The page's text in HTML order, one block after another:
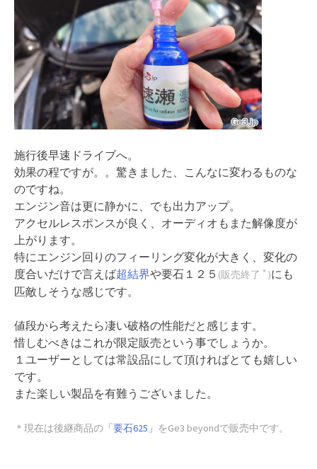
施行後早速ドライブへ。
効果の程ですが。。驚きました、こんなに変わるものな
のですね。
エンジン音は更に静かに、でも出力アップ。
アクセルレスポンスが良く、オーディオもまた解像度が
上がります。
特にエンジン回りのフィーリング変化が大きく、変化の
度合いだけで言えば超結界や要石１２５ (販売終了 ＊ )にも
匹敵しそうな感じです。
値段から考えたら凄い破格の性能だと感じます。
惜しむべきはこれが限定販売という事でしょうか。
１ユーザーとしては常設品にして頂ければとても嬉しい
です。
また楽しい製品を有難うございました。
＊現在は後継商品の 「要石625」 をGe3 beyondで販売中です。